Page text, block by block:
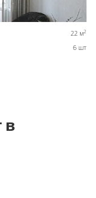
22 м2
6 шт
в